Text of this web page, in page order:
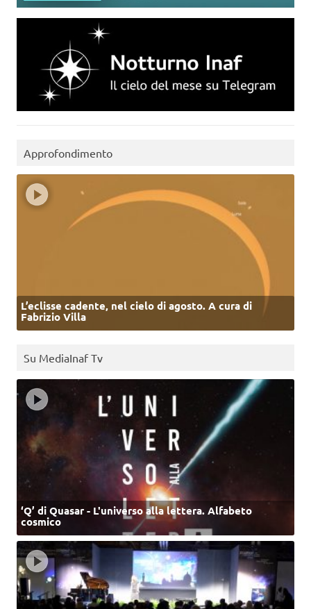
Approfondimento
L’eclisse cadente, nel cielo di agosto. A cura di
Fabrizio Villa
Su MediaInaf Tv
‘Q’ di Quasar - L'universo alla lettera. Alfabeto
cosmico